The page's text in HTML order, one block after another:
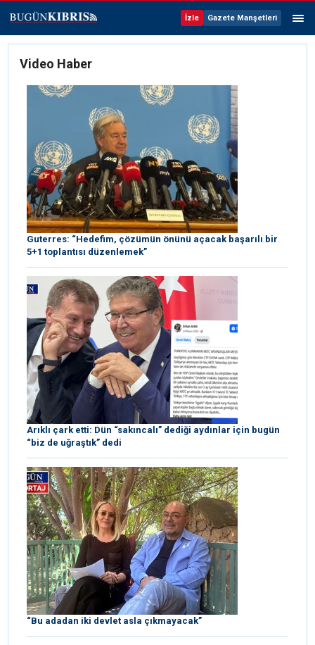
İzle Gazete Manşetleri
Video Haber
Guterres: “Hedefim, çözümün önünü açacak başarılı bir
5+1 toplantısı düzenlemek”
Arıklı çark etti: Dün “sakıncalı” dediği aydınlar için bugün
“biz de uğraştık” dedi
“Bu adadan iki devlet asla çıkmayacak”